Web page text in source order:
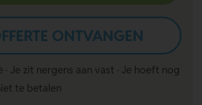
ONTVANGEN
Je zit nergens aan vast · Je hoeft nog
te betalen